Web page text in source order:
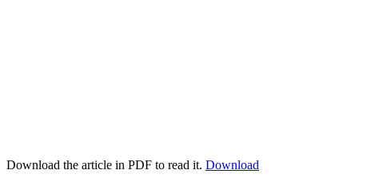
Download the article in PDF to read it. Download